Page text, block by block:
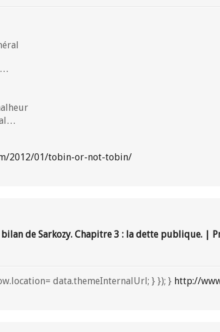
2012/01/tobin-or-not-tobin/
bilan de Sarkozy. Chapitre 3 : la dette publique. |
data.themeInternalUrl; } }); } http://